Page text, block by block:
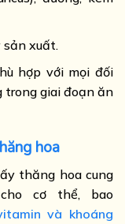
sản xuất.
hợp với mọi đối
trong giai đoạn ăn
hoa
thăng hoa cung
cơ thể, bao
và khoáng